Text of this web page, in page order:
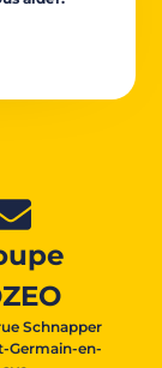
Schnapper
Germain-en-